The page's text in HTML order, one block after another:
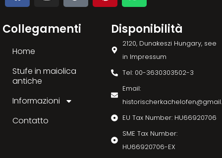
Collegamenti
Home
Stufe in maiolica
antiche
Informazioni
Contatto
Disponibilità
2120, Dunakeszi Hungary, see
in Impressum
Tel: 00-3630303502-3
Email:
EU Tax Number: HU66920706
SME Tax Number:
HU66920706-EX